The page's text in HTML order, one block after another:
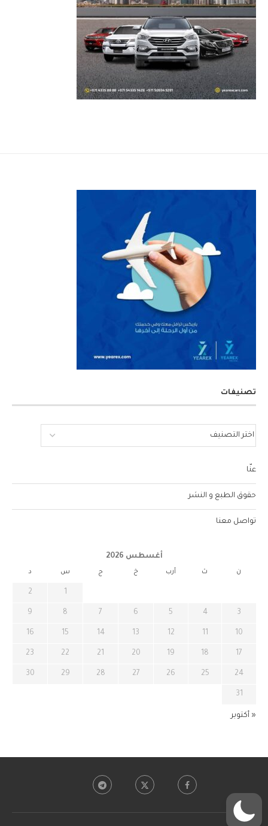
تصنيفات
عنّا
حقوق الطبع و النشر
تواصل معنا
أغسطس 2026
ن ث أرب خ ج س د
1
2
3
4
5
6
7
8
9
10
11
12
13
14
15
16
17
18
19
20
21
22
23
24
25
26
27
28
29
30
31
« أكتوبر